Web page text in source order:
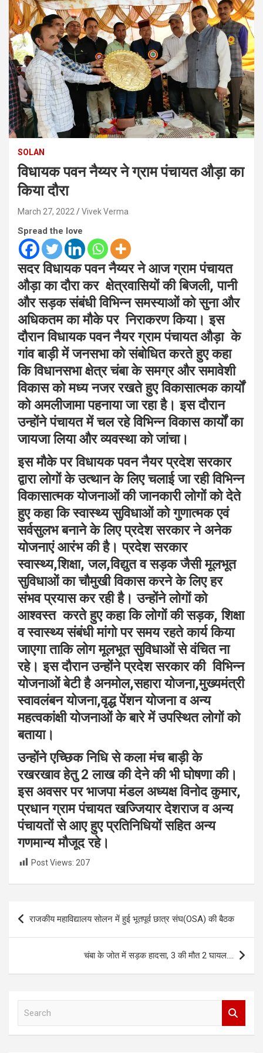
SOLAN
विधायक पवन नैय्यर ने ग्राम पंचायत औड़ा का
किया दौरा
March 27, 2022 Vivek Verma
Spread the love
सदर विधायक पवन नैय्यर ने आज ग्राम पंचायत
औड़ा का दौरा कर क्षेत्रवासियों की बिजली, पानी
और सड़क संबंधी विभिन्न समस्याओं को सुना और
अधिकतम का मौके पर निराकरण किया। इस
दौरान विधायक पवन नैयर ग्राम पंचायत औड़ा के
गांव बाड़ी में जनसभा को संबोधित करते हुए कहा
कि विधानसभा क्षेत्र चंबा के समग्र और समावेशी
विकास को मध्य नजर रखते हुए विकासात्मक कार्यों
को अमलीजामा पहनाया जा रहा है। इस दौरान
उन्होंने पंचायत में चल रहे विभिन्न विकास कार्यों का
जायजा लिया और व्यवस्था को जांचा।
इस मौके पर विधायक पवन नैयर प्रदेश सरकार
द्वारा लोगों के उत्थान के लिए चलाई जा रही विभिन्न
विकासात्मक योजनाओं की जानकारी लोगों को देते
हुए कहा कि स्वास्थ्य सुविधाओं को गुणात्मक एवं
सर्वसुलभ बनाने के लिए प्रदेश सरकार ने अनेक
योजनाएं आरंभ की है। प्रदेश सरकार
स्वास्थ्य,शिक्षा, जल,विद्युत व सड़क जैसी मूलभूत
सुविधाओं का चौमुखी विकास करने के लिए हर
संभव प्रयास कर रही है। उन्होंने लोगों को
आश्वस्त करते हुए कहा कि लोगों की सड़क, शिक्षा
व स्वास्थ्य संबंधी मांगो पर समय रहते कार्य किया
जाएगा ताकि लोग मूलभूत सुविधाओं से वंचित ना
रहे। इस दौरान उन्होंने प्रदेश सरकार की विभिन्न
योजनाओं बेटी है अनमोल,सहारा योजना,मुख्यमंत्री
स्वावलंबन योजना,वृद्ध पेंशन योजना व अन्य
महत्वकांक्षी योजनाओं के बारे में उपस्थित लोगों को
बताया।
उन्होंने एच्छिक निधि से कला मंच बाड़ी के
रखरखाव हेतु 2 लाख की देने की भी घोषणा की।
इस अवसर पर भाजपा मंडल अध्यक्ष विनोद कुमार,
प्रधान ग्राम पंचायत खज्जियार देशराज व अन्य
पंचायतों से आए हुए प्रतिनिधियों सहित अन्य
गणमान्य मौजूद रहे।
Post Views: 207
Post
navigation
राजकीय महाविद्यालय सोलन में हुई भूतपूर्व छात्र संघ(OSA) की बैठक
चंबा के जोत में सड़क हादसा, 3 की मौत 2 घायल….